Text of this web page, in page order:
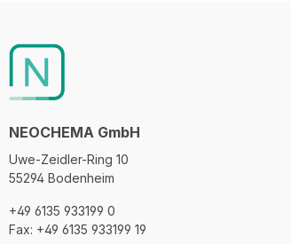
NEOCHEMA GmbH
Uwe-Zeidler-Ring 10
55294 Bodenheim
+49 6135 933199 0
Fax: +49 6135 933199 19